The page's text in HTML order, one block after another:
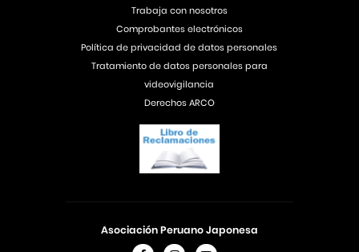
Asociación Peruano Japonesa
Trabaja con nosotros
Comprobantes electrónicos
Política de privacidad de datos personales
Tratamiento de datos personales para
videovigilancia
Derechos ARCO